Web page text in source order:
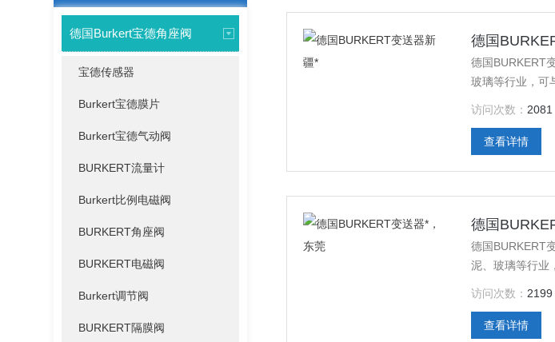
德国Burkert宝德角座阀
宝德传感器
Burkert宝德膜片
Burkert宝德气动阀
BURKERT流量计
Burkert比例电磁阀
BURKERT角座阀
BURKERT电磁阀
Burkert调节阀
BURKERT隔膜阀
德国
德国BURKERT
玻璃等行业，可
访问次数： 2081
查看详情
德国
德国BURKERT
泥、玻璃等行业
访问次数： 2199
查看详情